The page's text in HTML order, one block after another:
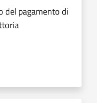
del pagamento di